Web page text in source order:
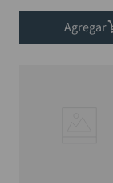
Agregar